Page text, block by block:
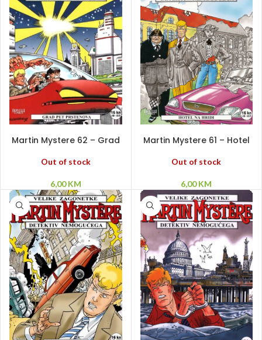
Martin Mystere 62 – Grad
pet prstenova
Out of stock
6,00KM
Martin Mystere 61 – Hotel
na hridi
Out of stock
6,00KM